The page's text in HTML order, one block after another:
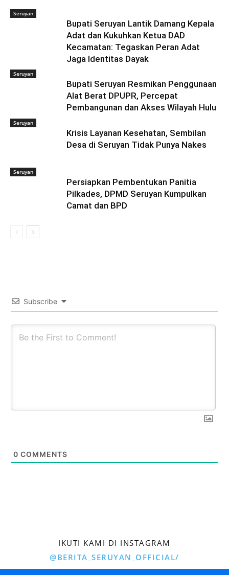
Seruyan
Bupati Seruyan Lantik Damang Kepala
Adat dan Kukuhkan Ketua DAD
Kecamatan: Tegaskan Peran Adat
Jaga Identitas Dayak
Seruyan
Bupati Seruyan Resmikan Penggunaan
Alat Berat DPUPR, Percepat
Pembangunan dan Akses Wilayah Hulu
Seruyan
Krisis Layanan Kesehatan, Sembilan
Desa di Seruyan Tidak Punya Nakes
Seruyan
Persiapkan Pembentukan Panitia
Pilkades, DPMD Seruyan Kumpulkan
Camat dan BPD
Subscribe
0 COMMENTS
IKUTI KAMI DI INSTAGRAM
@BERITA_SERUYAN_OFFICIAL/